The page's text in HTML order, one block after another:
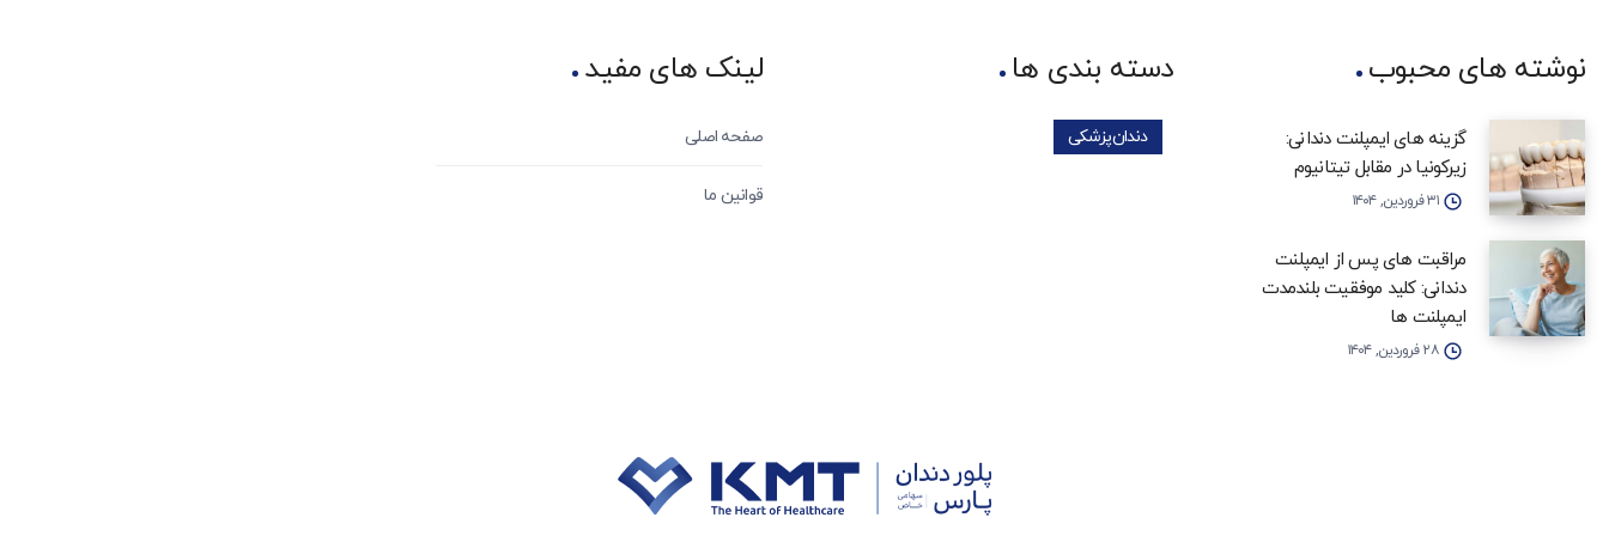
نوشته های محبوب
گزینه‌ های ایمپلنت دندانی:
زیرکونیا در مقابل تیتانیوم
۳۱ فروردین, ۱۴۰۴
مراقبت‌ های پس از ایمپلنت
دندانی: کلید موفقیت بلندمدت
ایمپلنت‌ ها
۲۸ فروردین, ۱۴۰۴
دسته بندی ها
دندان‌پزشکی
لینک های مفید
صفحه اصلی
قوانین ما